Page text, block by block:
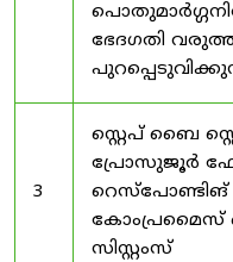
ഭേദഗതി
3
സ്റ്റെപ് ബൈ
പ്രോസുജൂർ
റെസ്‌പോണ്ടിങ്
സിസ്റ്റംസ്